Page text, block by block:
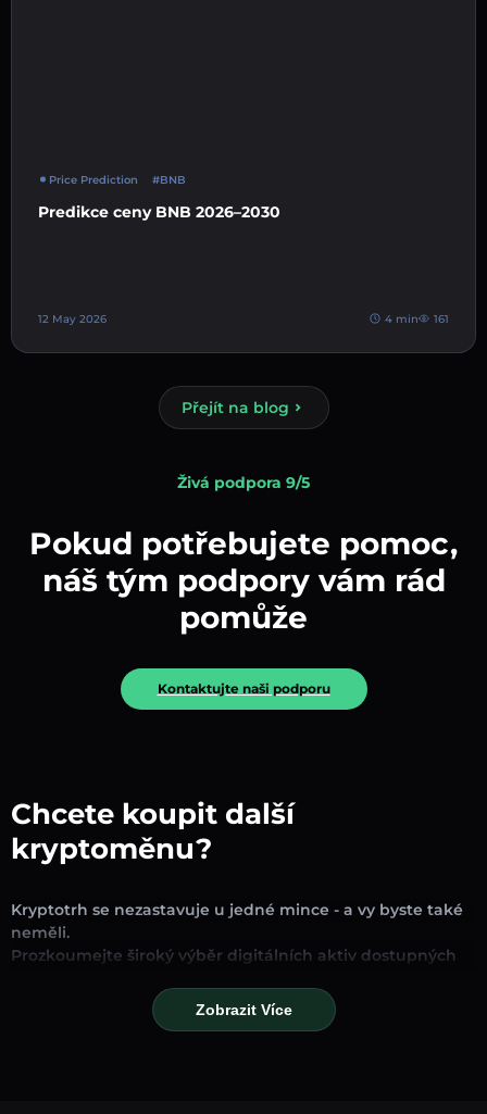
Price Prediction #BNB
Predikce ceny BNB 2026–2030
12 May 2026 4 min 161
Přejít na blog
Živá podpora 9/5
Pokud potřebujete pomoc,
náš tým podpory vám rád
pomůže
Kontaktujte naši podporu
Chcete koupit další
kryptoměnu?
Kryptotrh se nezastavuje u jedné mince - a vy byste také
neměli.
Prozkoumejte široký výběr digitálních aktiv dostupných
hledáte zavedené stablecoiny, slibné altcoiny nebo
trendové nové tokeny, najdete je všechny na jednom
Zobrazit Více